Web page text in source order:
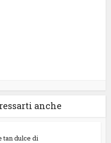
anche
tan dulce di